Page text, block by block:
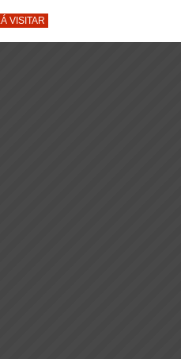
VISITAR